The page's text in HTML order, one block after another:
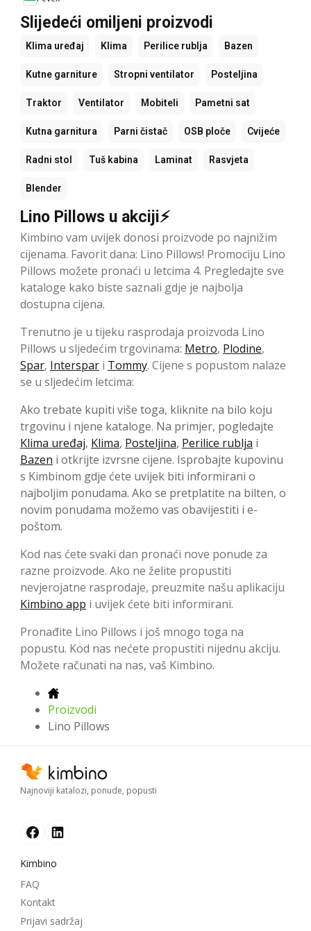
Slijedeći omiljeni proizvodi
Klima uređaj Klima Perilice rublja Bazen
Kutne garniture Stropni ventilator Posteljina
Traktor Ventilator Mobiteli Pametni sat
Kutna garnitura Parni čistač OSB ploče Cvijeće
Radni stol Tuš kabina Laminat Rasvjeta
Blender
Lino Pillows u akciji⚡
Kimbino vam uvijek donosi proizvode po najnižim
cijenama. Favorit dana: Lino Pillows! Promociju Lino
Pillows možete pronaći u letcima 4. Pregledajte sve
kataloge kako biste saznali gdje je najbolja
dostupna cijena.
Trenutno je u tijeku rasprodaja proizvoda Lino
Pillows u sljedećim trgovinama: Metro, Plodine,
Spar, Interspar i Tommy. Cijene s popustom nalaze
se u sljedećim letcima:
Ako trebate kupiti više toga, kliknite na bilo koju
trgovinu i njene kataloge. Na primjer, pogledajte
Klima uređaj, Klima, Posteljina, Perilice rublja i
Bazen i otkrijte izvrsne cijene. Isprobajte kupovinu
s Kimbinom gdje ćete uvijek biti informirani o
najboljim ponudama. Ako se pretplatite na bilten, o
novim ponudama možemo vas obavijestiti i e-
poštom.
Kod nas ćete svaki dan pronaći nove ponude za
razne proizvode. Ako ne želite propustiti
nevjerojatne rasprodaje, preuzmite našu aplikaciju
Kimbino app i uvijek ćete biti informirani.
Pronađite Lino Pillows i još mnogo toga na
popustu. Kod nas nećete propustiti nijednu akciju.
Možete računati na nas, vaš Kimbino.
Proizvodi
Lino Pillows
Najnoviji katalozi, ponude, popusti
Kimbino
FAQ
Kontakt
Prijavi sadržaj